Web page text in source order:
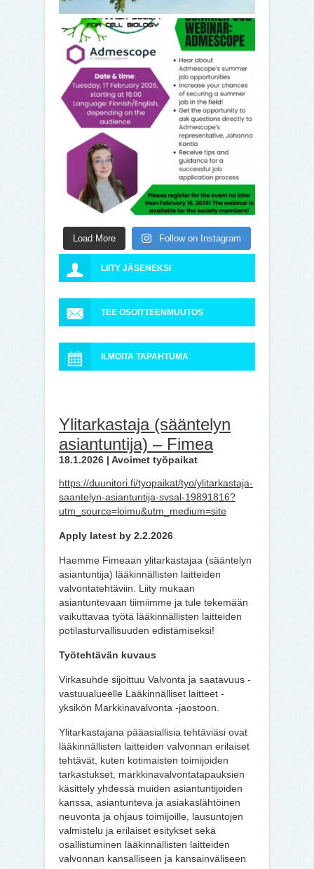
Load More Follow on Instagram
LIITY JÄSENEKSI
TEE OSOITTEENMUUTOS
ILMOITA TAPAHTUMA
Ylitarkastaja (sääntelyn
asiantuntija) – Fimea
18.1.2026 | Avoimet työpaikat
https://duunitori.fi/tyopaikat/tyo/ylitarkastaja-
saantelyn-asiantuntija-svsal-19891816?
utm_source=loimu&utm_medium=site
Apply latest by 2.2.2026
Haemme Fimeaan ylitarkastajaa (sääntelyn
asiantuntija) lääkinnällisten laitteiden
valvontatehtäviin. Liity mukaan
asiantuntevaan tiimiimme ja tule tekemään
vaikuttavaa työtä lääkinnällisten laitteiden
potilasturvallisuuden edistämiseksi!
Työtehtävän kuvaus
Virkasuhde sijoittuu Valvonta ja saatavuus -
vastuualueelle Lääkinnälliset laitteet -
yksikön Markkinavalvonta -jaostoon.
Ylitarkastajana pääasiallisia tehtäviäsi ovat
lääkinnällisten laitteiden valvonnan erilaiset
tehtävät, kuten kotimaisten toimijoiden
tarkastukset, markkinavalvontatapauksien
käsittely yhdessä muiden asiantuntijoiden
kanssa, asiantunteva ja asiakaslähtöinen
neuvonta ja ohjaus toimijoille, lausuntojen
valmistelu ja erilaiset esitykset sekä
osallistuminen lääkinnällisten laitteiden
valvonnan kansalliseen ja kansainväliseen